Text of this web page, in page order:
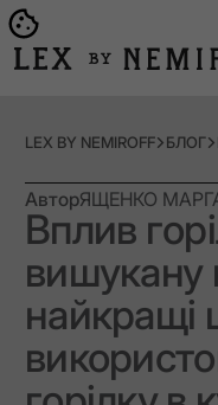
LEX BY NEMIROFF БЛОГ
АвторЯЩЕНКО
Вплив
вишукану
найкращі